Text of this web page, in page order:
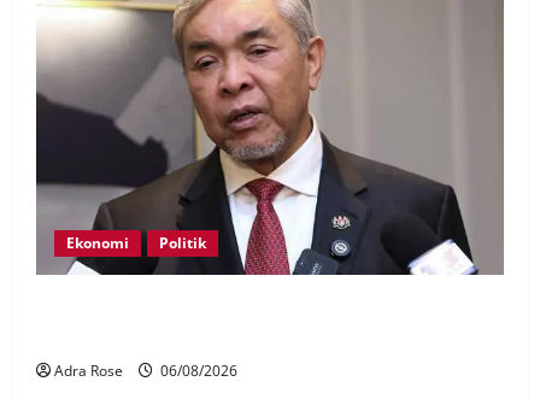
Ekonomi Politik
Adra Rose 06/08/2026